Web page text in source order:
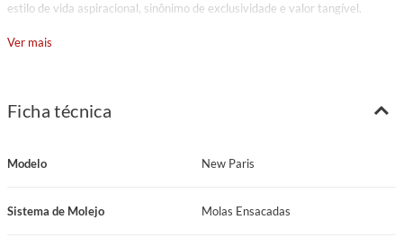
estilo de vida aspiracional, sinônimo de exclusividade e valor tangível.
Espuma Matelassê: D20 Cilíndrica
Alta Densidade ≥ D65
Ver mais
Ficha técnica
Modelo New Paris
Sistema de Molejo Molas Ensacadas